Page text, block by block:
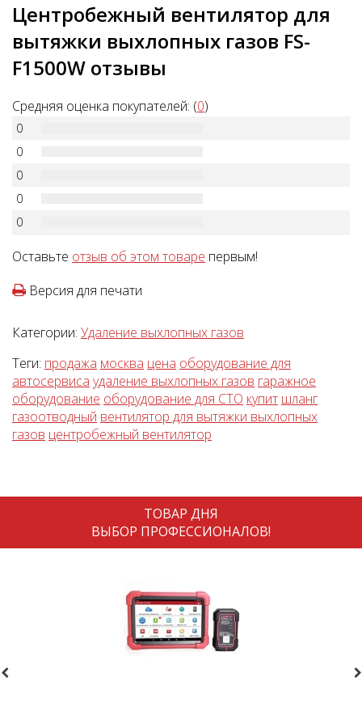
Центробежный вентилятор для
вытяжки выхлопных газов FS-
F1500W отзывы
Средняя оценка покупателей: (0)
0
0
0
0
0
Оставьте отзыв об этом товаре первым!
Версия для печати
Категории: Удаление выхлопных газов
Теги: продажа москва цена оборудование для
автосервиса удаление выхлопных газов гаражное
оборудование оборудование для СТО купит шланг
газоотводный вентилятор для вытяжки выхлопных
газов центробежный вентилятор
ТОВАР ДНЯ
ВЫБОР ПРОФЕССИОНАЛОВ!